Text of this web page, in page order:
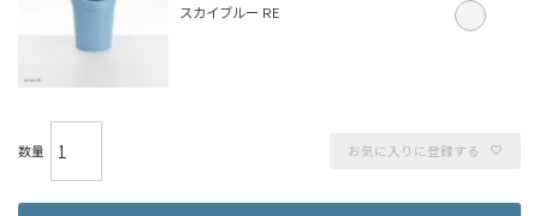
スカイブルー RE
お気に入りに登録する